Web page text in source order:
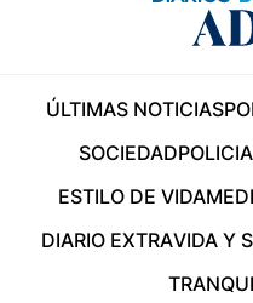
ÚLTIMAS NOTICIAS
SOCIEDAD
ESTILO DE VIDA
DIARIO EXTRAVIDA Y